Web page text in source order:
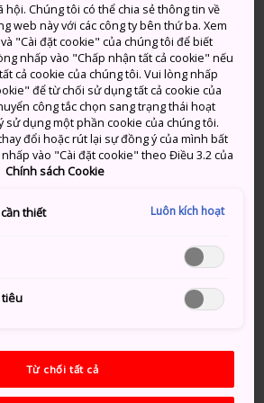
Bản (JAF)
tin chi tiết về bằng lái xe hợp lệ tại
bấm vào đây.
Quốc gia: Cục Giao thông
Bản
ký bằng proxy cho bản dịch Tiếng
Pháp, Bỉ, Monaco, Đài Loan
：Tiếng Anh, Tiếng Pháp, Tiếng
Tây Ban Nha
driving-licence-
hội. Chúng tôi có thể chia sẻ thông tin về
web này với các công ty bên thứ ba. Xem
"Cài đặt cookie" của chúng tôi để biết
nhấp vào "Chấp nhận tất cả cookie" nếu
cả cookie của chúng tôi. Vui lòng nhấp
để từ chối sử dụng tất cả cookie của
công tắc chọn sang trạng thái hoạt
sử dụng một phần cookie của chúng tôi.
đổi hoặc rút lại sự đồng ý của mình bất
vào "Cài đặt cookie" theo Điều 3.2 của
Chính sách Cookie
thiết Luôn kích hoạt
tiêu
Từ chối tất cả